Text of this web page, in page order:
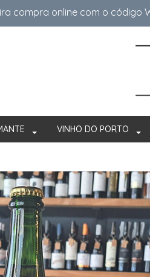
compra online com o código
VINHO DO PORTO